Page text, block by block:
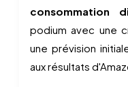
consommation
podium avec une
une prévision
aux résultats